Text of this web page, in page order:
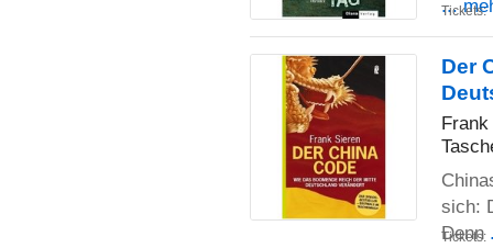
...
Tickets:
Der
sich:
Denn
Tickets: